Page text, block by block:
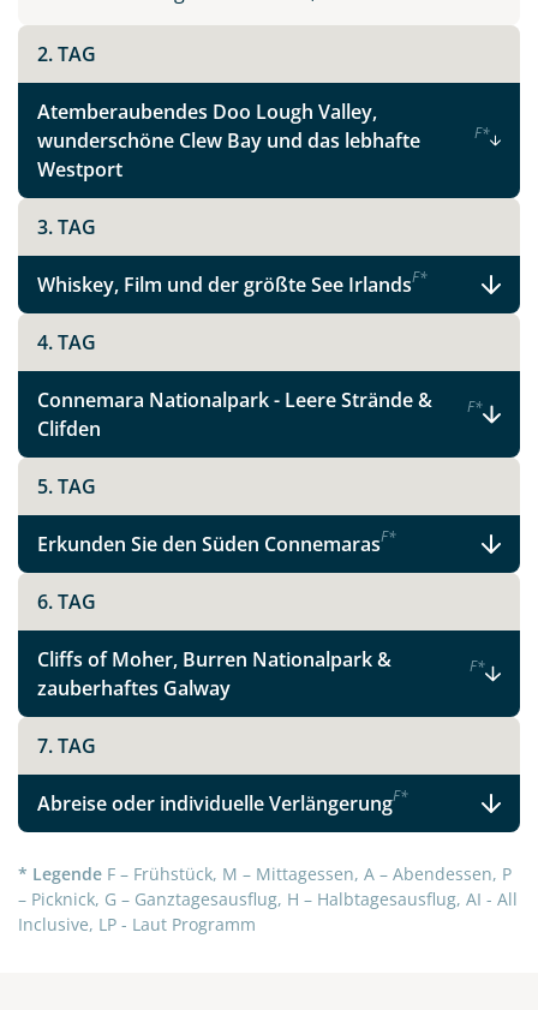
Instagram
WhatsApp
Telegram
per E-Mail senden
Link kopieren
2. TAG
Atemberaubendes Doo Lough Valley,
wunderschöne Clew Bay und das lebhafte
Westport
F*
3. TAG
Whiskey, Film und der größte See IrlandsF*
4. TAG
Connemara Nationalpark - Leere Strände &
Clifden
F*
5. TAG
Erkunden Sie den Süden ConnemarasF*
6. TAG
Cliffs of Moher, Burren Nationalpark &
zauberhaftes Galway
F*
7. TAG
Abreise oder individuelle VerlängerungF*
* Legende F – Frühstück, M – Mittagessen, A – Abendessen, P
– Picknick, G – Ganztagesausflug, H – Halbtagesausflug, AI - All
Inclusive, LP - Laut Programm